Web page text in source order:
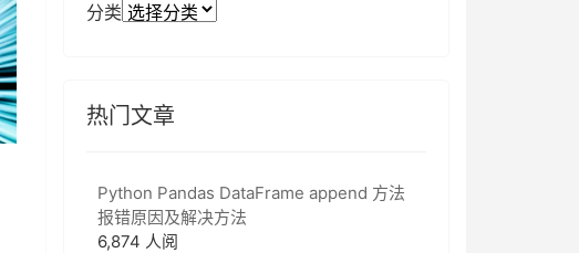
分类
热门文章
Python Pandas DataFrame append 方法
报错原因及解决方法
6,874 人阅